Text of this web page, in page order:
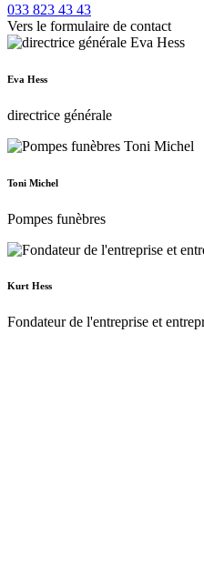
033 823 43 43
Vers le formulaire de contact
Eva Hess
directrice générale
Toni Michel
Pompes funèbres
Kurt Hess
Fondateur de l'entreprise et